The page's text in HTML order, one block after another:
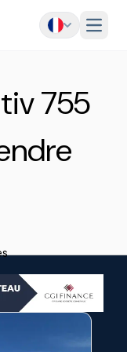
Menu
755